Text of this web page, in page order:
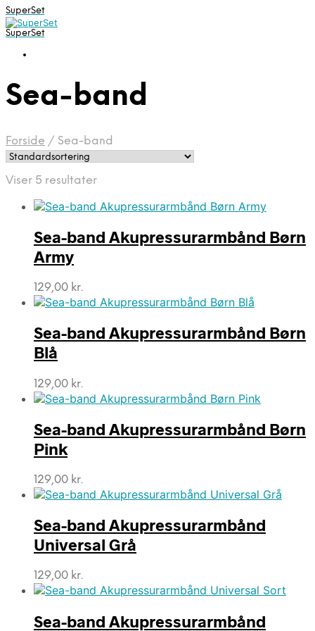
SuperSet
SuperSet
Sea-band
Forside / Sea-band
Viser 5 resultater
Sea-band Akupressurarmbånd Børn
Army
129,00 kr.
Sea-band Akupressurarmbånd Børn
Blå
129,00 kr.
Sea-band Akupressurarmbånd Børn
Pink
129,00 kr.
Sea-band Akupressurarmbånd
Universal Grå
129,00 kr.
Sea-band Akupressurarmbånd